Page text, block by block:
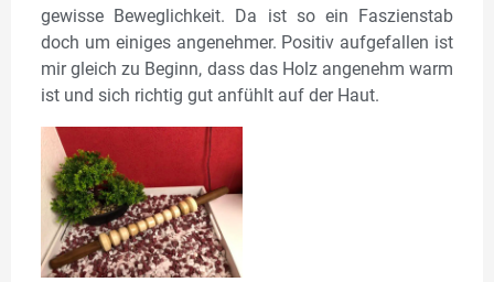
gewisse Beweglichkeit. Da ist so ein Faszienstab
doch um einiges angenehmer. Positiv aufgefallen ist
mir gleich zu Beginn, dass das Holz angenehm warm
ist und sich richtig gut anfühlt auf der Haut.